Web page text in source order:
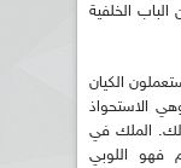
الخلفية
الكيان
الاستحواذ
الملك في
فهو اللوبي